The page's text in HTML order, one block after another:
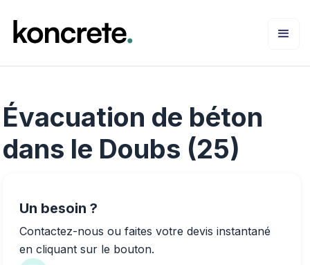
Évacuation de béton
dans le Doubs (25)
Un besoin ?
Contactez-nous ou faites votre devis instantané
en cliquant sur le bouton.